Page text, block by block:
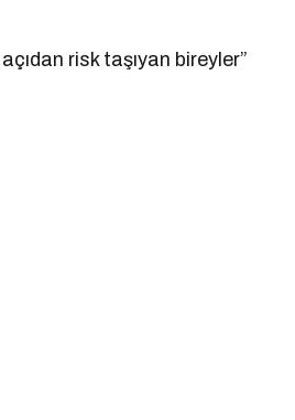
risk taşıyan bireyler”